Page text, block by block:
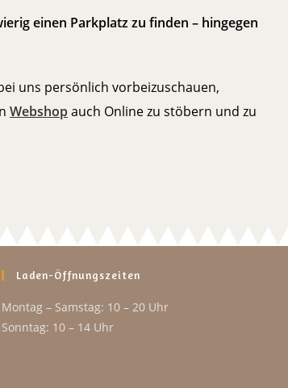
einen Parkplatz zu finden – hingegen
uns persönlich vorbeizuschauen,
Webshopauch Online zu stöbern und zu
Laden-Öffnungszeiten
Montag – Samstag: 10 – 20 Uhr
Sonntag: 10 – 14 Uhr